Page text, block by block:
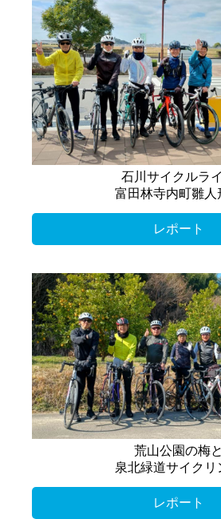
石川サイクルラ
富田林寺内町雛人
レポート
荒山公園の梅と
泉北緑道サイクリ
レポート